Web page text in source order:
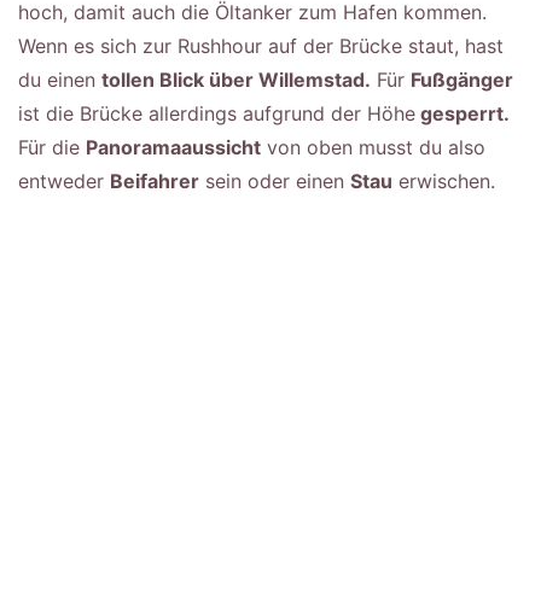
hoch, damit auch die Öltanker zum Hafen kommen.
Wenn es sich zur Rushhour auf der Brücke staut, hast
du einen tollen Blick über Willemstad. Für Fußgänger
ist die Brücke allerdings aufgrund der Höhe gesperrt.
Für die Panoramaaussicht von oben musst du also
entweder Beifahrer sein oder einen Stau erwischen.